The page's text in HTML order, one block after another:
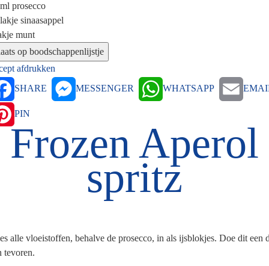
prosecco
sinaasappel
munt
afdrukken
SHARE
MESSENGER WHATSAPP
PIN
Frozen Aperol
spritz
alle vloeistoffen, behalve de prosecco, in als ijsblokjes. Doe dit een
tevoren.